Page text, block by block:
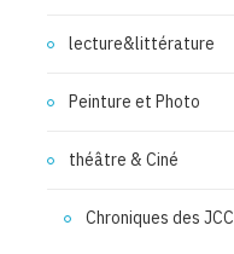
lecture&littérature
Peinture et Photo
théâtre & Ciné
Chroniques des JCC